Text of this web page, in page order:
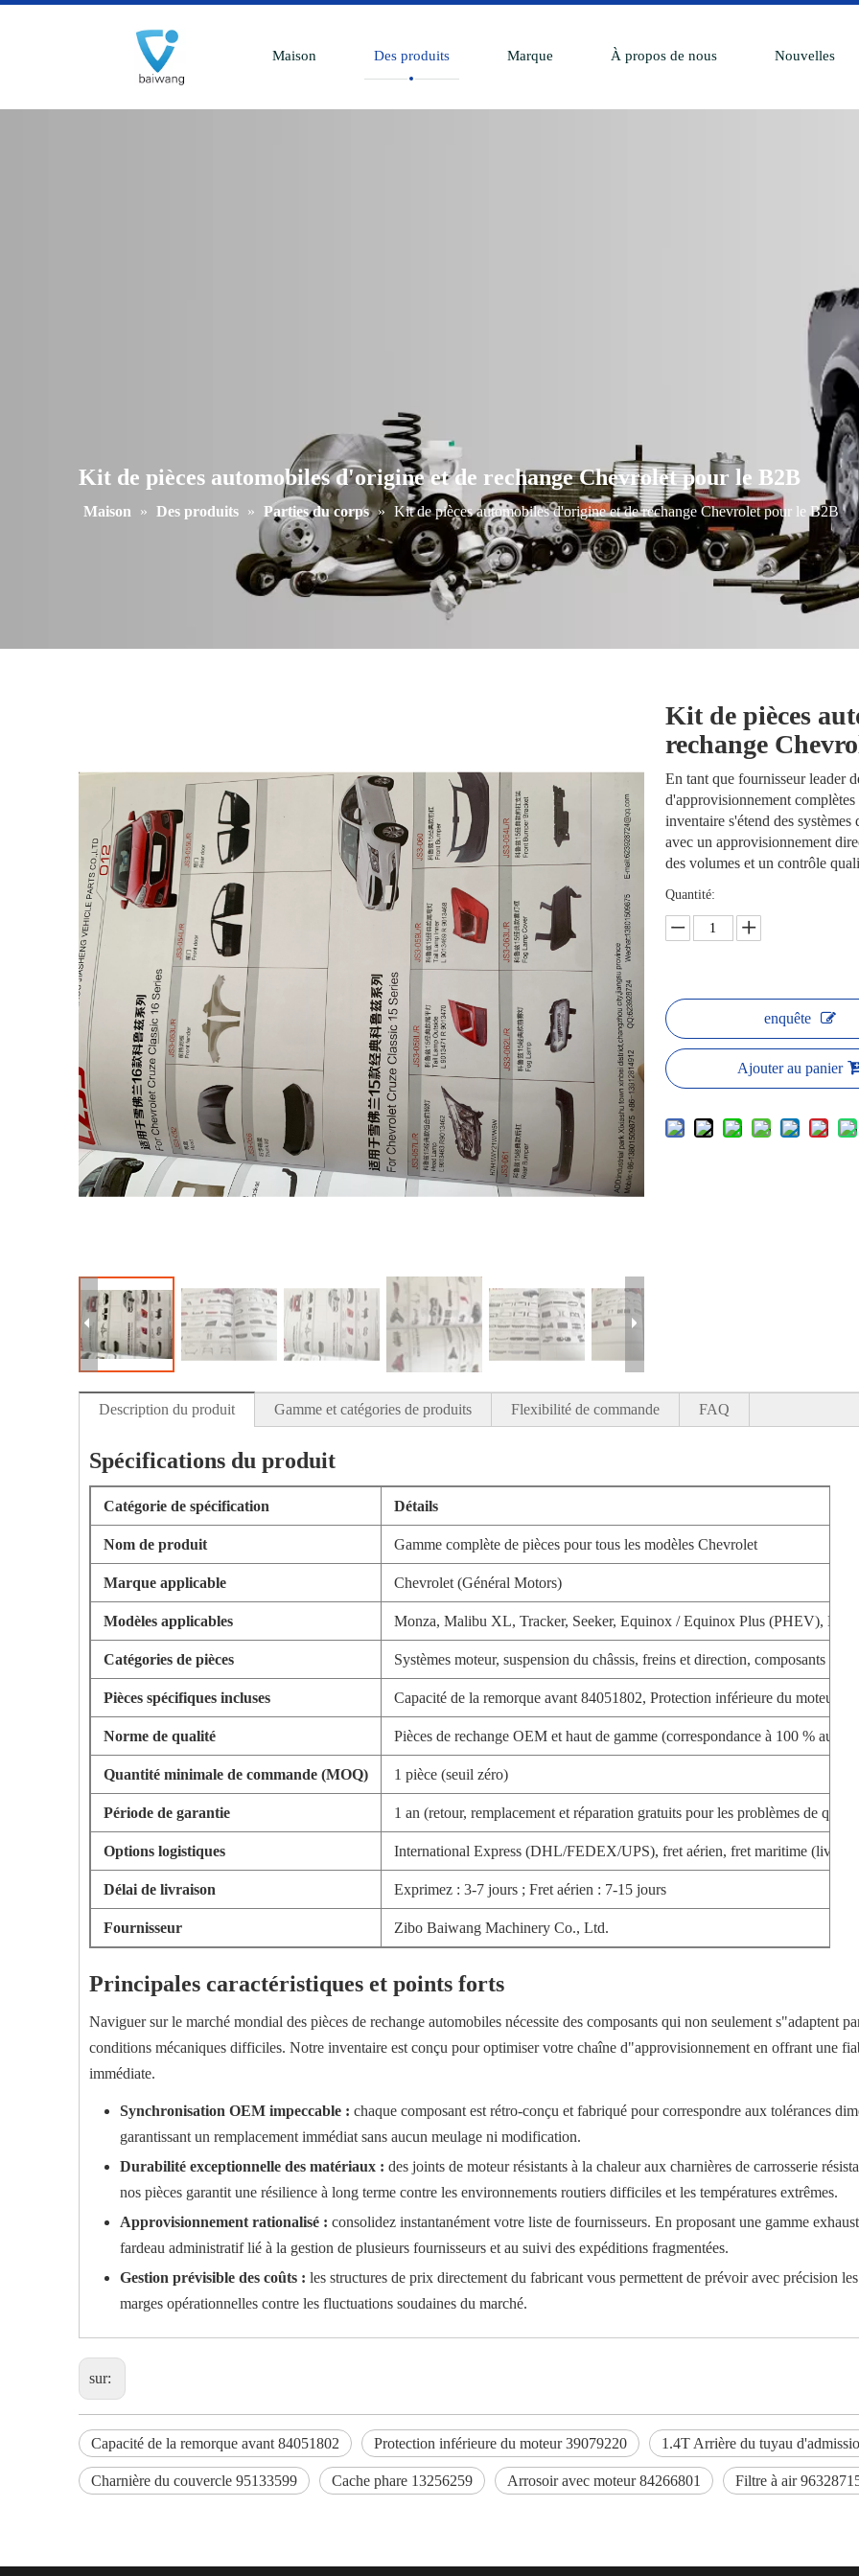
Maison Des produits Marque À propos de nous Nouvelles
Kit de pièces automobiles d'origine et de rechange Chevrolet pour le B2B
Maison » Des produits » Parties du corps » Kit de pièces automobiles d'origine et de rechange Chevrolet pour le B2B
Kit de pièces
rechange
En tant que fournisseur leader
d'approvisionnement
inventaire s'étend des
avec un approvisionnement
des volumes et un contrôle
Quantité:
enquête
Ajouter au panier
Description du produit Gamme et catégories de produits Flexibilité de commande FAQ
Spécifications du produit
Catégorie de spécification Détails
Nom de produit Gamme complète de pièces pour tous les modèles Chevrolet
Marque applicable Chevrolet (Général Motors)
Modèles applicables Monza, Malibu XL, Tracker, Seeker, Equinox / Equinox Plus (PHEV),
Catégories de pièces Systèmes moteur, suspension du châssis, freins et direction, composants de
Pièces spécifiques incluses Capacité de la remorque avant 84051802, Protection inférieure du moteur
Norme de qualité Pièces de rechange OEM et haut de gamme (correspondance à 100 % aux
Quantité minimale de commande (MOQ) 1 pièce (seuil zéro)
Période de garantie 1 an (retour, remplacement et réparation gratuits pour les problèmes de
Options logistiques International Express (DHL/FEDEX/UPS), fret aérien, fret maritime
Délai de livraison Exprimez : 3-7 jours ; Fret aérien : 7-15 jours
Fournisseur Zibo Baiwang Machinery Co., Ltd.
Principales caractéristiques et points forts
Naviguer sur le marché mondial des pièces de rechange automobiles nécessite des composants qui non seulement s"adaptent
conditions mécaniques difficiles. Notre inventaire est conçu pour optimiser votre chaîne d"approvisionnement en offrant une
immédiate.
Synchronisation OEM impeccable : chaque composant est rétro-conçu et fabriqué pour correspondre aux tolérances
garantissant un remplacement immédiat sans aucun meulage ni modification.
Durabilité exceptionnelle des matériaux : des joints de moteur résistants à la chaleur aux charnières de carrosserie
nos pièces garantit une résilience à long terme contre les environnements routiers difficiles et les températures extrêmes.
Approvisionnement rationalisé : consolidez instantanément votre liste de fournisseurs. En proposant une gamme
fardeau administratif lié à la gestion de plusieurs fournisseurs et au suivi des expéditions fragmentées.
Gestion prévisible des coûts : les structures de prix directement du fabricant vous permettent de prévoir avec précision
marges opérationnelles contre les fluctuations soudaines du marché.
sur:
Capacité de la remorque avant 84051802 Protection inférieure du moteur 39079220 1.4T Arrière du tuyau
Charnière du couvercle 95133599 Cache phare 13256259 Arrosoir avec moteur 84266801 Filtre à air